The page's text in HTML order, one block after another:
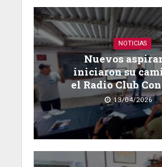
NOTICIAS
Nuevos
iniciaron su
el Radio Club
13/04/2026